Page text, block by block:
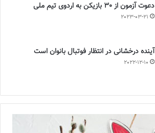
دعوت آزمون از 30 بازیکن به اردوی تیم ملی
2023-03-21
آینده درخشانی در انتظار فوتبال بانوان است
2022-12-10